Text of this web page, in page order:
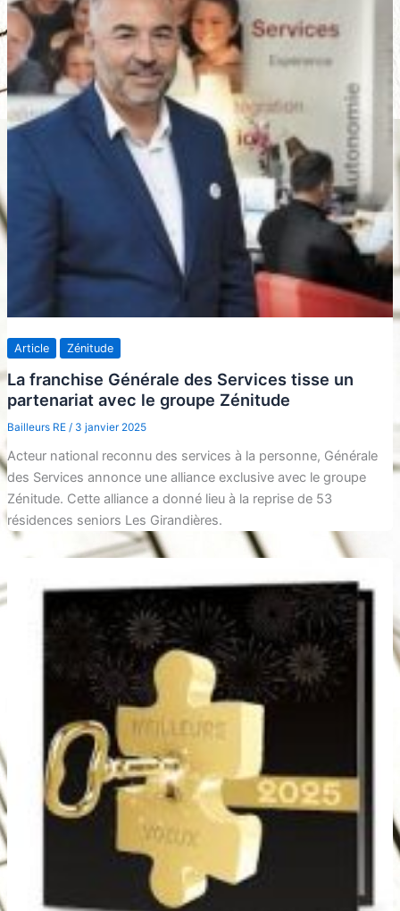
Article Zénitude
La franchise Générale des Services tisse un
partenariat avec le groupe Zénitude
Bailleurs RE / 3 janvier 2025
Acteur national reconnu des services à la personne, Générale
des Services annonce une alliance exclusive avec le groupe
Zénitude. Cette alliance a donné lieu à la reprise de 53
résidences seniors Les Girandières.